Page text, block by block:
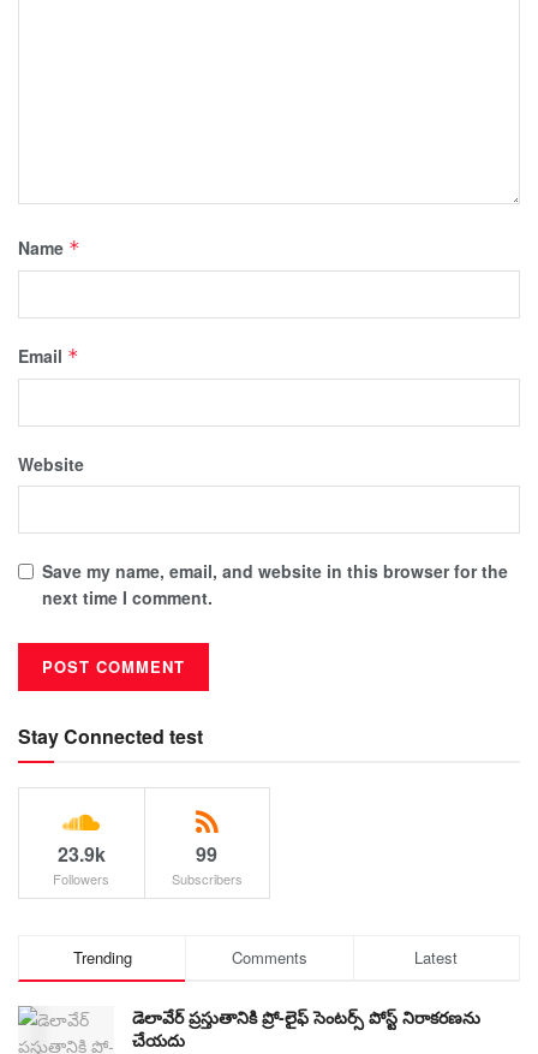
Name *
Email *
Website
Save my name, email, and website in this browser for the
next time I comment.
Stay Connected test
23.9k
Followers
99
Subscribers
Trending Comments Latest
డెలావేర్ ప్రస్తుతానికి ప్రో-లైఫ్ సెంటర్స్ పోస్ట్ నిరాకరణను
చేయదు